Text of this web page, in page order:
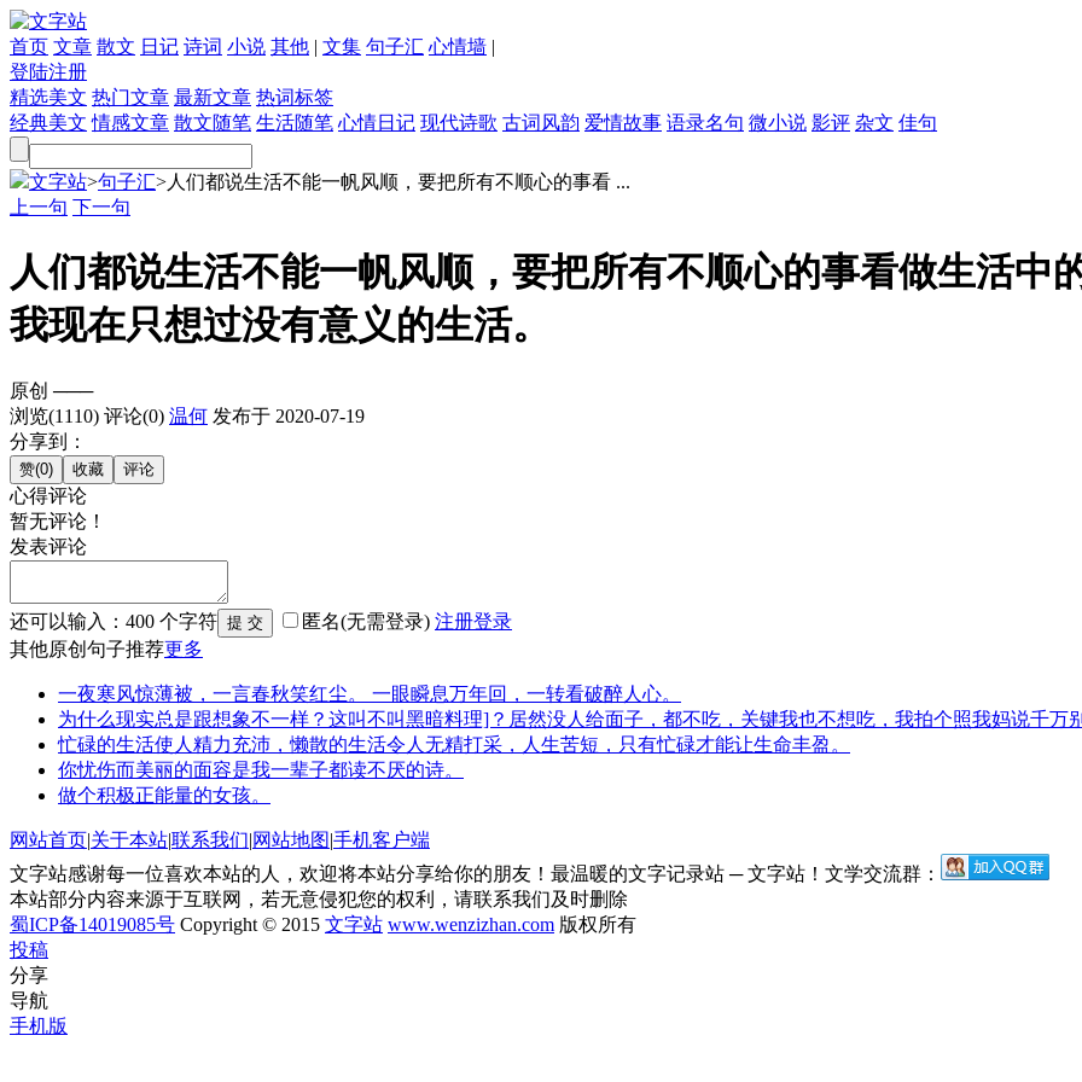
首页 文章 散文 日记 诗词 小说 其他 | 文集 句子汇 心情墙 |
登陆注册
精选美文 热门文章 最新文章 热词标签
经典美文 情感文章 散文随笔 生活随笔 心情日记 现代诗歌 古词风韵 爱情故事 语录名句 微小说 影评 杂文 佳句
文字站>句子汇>人们都说生活不能一帆风顺，要把所有不顺心的事看 ...
上一句 下一句
人们都说生活不能一帆风顺，要把所有不顺心的事看做生活中
我现在只想过没有意义的生活。
原创 ───
浏览(1110) 评论(0) 温何 发布于 2020-07-19
分享到：
心得评论
暂无评论！
发表评论
还可以输入： 400 个字符 匿名(无需登录) 注册登录
其他原创句子推荐更多
一夜寒风惊薄被，一言春秋笑红尘。 一眼瞬息万年回，一转看破醉人心。
为什么现实总是跟想象不一样？这叫不叫黑暗料理]？居然没人给面子，都不吃，关键我也不想吃，我拍个照我妈说千万
忙碌的生活使人精力充沛，懒散的生活令人无精打采，人生苦短，只有忙碌才能让生命丰盈。
你忧伤而美丽的面容是我一辈子都读不厌的诗。
做个积极正能量的女孩。
网站首页|关于本站|联系我们|网站地图|手机客户端
文字站感谢每一位喜欢本站的人，欢迎将本站分享给你的朋友！最温暖的文字记录站 ─ 文字站！文学交流群：
本站部分内容来源于互联网，若无意侵犯您的权利，请联系我们及时删除
蜀ICP备14019085号 Copyright © 2015 文字站 www.wenzizhan.com 版权所有
投稿
分享
导航
手机版